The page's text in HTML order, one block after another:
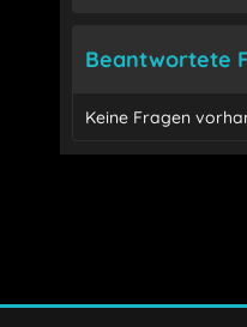
Beantwortete
Keine Fragen